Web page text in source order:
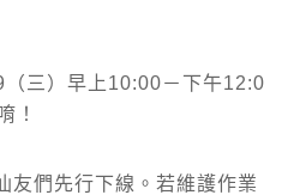
（三）早上10:00－下午12:0
！
友們先行下線。若維護作業